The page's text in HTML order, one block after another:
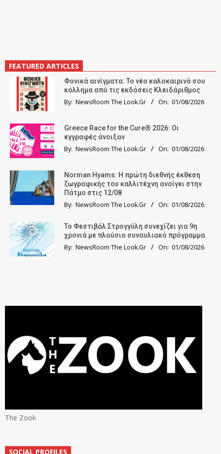
FEATURED ARTICLES
Φονικά αινίγματα: Το νέο καλοκαιρινό σου
κόλλημα από τις εκδόσεις Κλειδάριθμος
By: NewsRoom The Look.Gr On: 01/08/2026
Greece Race for the Cure® 2026: Οι
εγγραφές άνοιξαν
By: NewsRoom The Look.Gr On: 01/08/2026
Norman Hyams: Η πρώτη διεθνής έκθεση
ζωγραφικής του καλλιτέχνη ανοίγει στην
Πάτμο στις 12/08
By: NewsRoom The Look.Gr On: 01/08/2026
Το Φεστιβάλ Στρογγύλη συνεχίζει για 9η
χρονιά με πλούσιο συναυλιακό πρόγραμμα
By: NewsRoom The Look.Gr On: 01/08/2026
The Zook
SOCIAL PROFILES